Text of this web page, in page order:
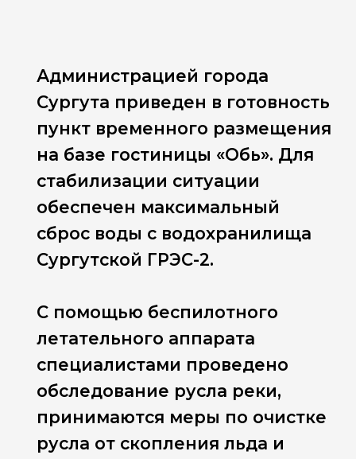
Администрацией города
Сургута приведен в готовность
пункт временного размещения
на базе гостиницы «Обь». Для
стабилизации ситуации
обеспечен максимальный
сброс воды с водохранилища
Сургутской ГРЭС-2.
С помощью беспилотного
летательного аппарата
специалистами проведено
обследование русла реки,
принимаются меры по очистке
русла от скопления льда и